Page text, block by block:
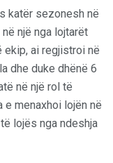
katër sezonesh në
një nga lojtarët
ekip, ai regjistroi në
dhe duke dhënë 6
në një rol të
menaxhoi lojën në
lojës nga ndeshja